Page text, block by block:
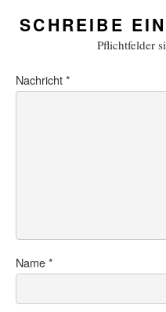
SCHREIBE
Pflichtfelder
Nachricht*
Name*